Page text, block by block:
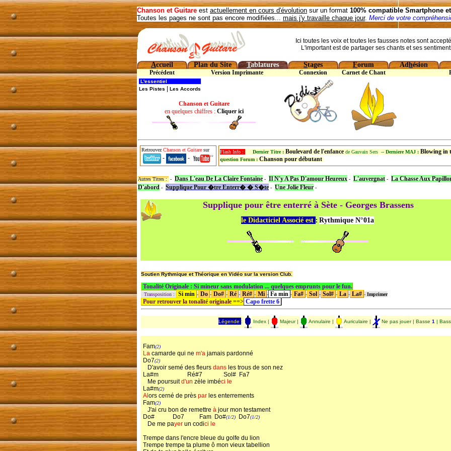
Chanson et Guitare est actuellement en cours d'évolution sur un format 100% compatible Smartphone
Toutes les pages ne sont pas encore modifiées... mais j'y travaille chaque jour. Merci de votre
Ici toutes les voix et toutes les fausses notes sont
L'important est de partager ses chants et ses
Accueil Plan du Site Tablatures Stages Forum Adhésion
Précédent Version Imprimante Connexion Carnet de Chant
L'essentiel
Les Pistes
Les Accords
Chanson et Guitare
en quelques chiffres : Cliquer ici
Retrouvez Chanson et Guitare sur
- -
Flash Info : Dernier Titre : Boulevard de l'enfance de Gauvain Sers -- Derniere MAJ : Blowing in
question Forum : Chanson pour débutant
Autres Titres : - Dans L'eau De La Claire Fontaine - Il N'y A Pas D'amour Heureux - L'auvergnat - La Chasse Aux
D'abord - Supplique Pour �tre Enterr� � S�te - Une Jolie Fleur -
Supplique pour être enterré à Sète - Georges Brassens
le Didacticiel Associé est : Rythmique N°01a
Soutien Rythmique et Théorique en Vidéo sur la version Club.
Tonalité Originale : Si mineur sans modulation ... quelques emprunts pour le fun.
Transposition : Si min - Do - Do# - Ré - Ré# - Mi - Fa min - Fa# - Sol - Sol# - La - La# - Imprimer
Pour retrouver la tonalité originale ==> Capo frette 6
Légende : Index | Majeur | Annulaire | Auriculaire | Ne pas jouer | Basse 1 |
Fam(2)
La camarde qui ne m'a jamais pardonné
Do7(2)
D'avoir semé des fleurs dans les trous de son nez
La#m Ré#7 Sol# Fa7
Me poursuitd'un zèle imbéci le
La#m(2)
Al ors cerné de près par les enterrements
Fam(2)
J'ai cru bon de remettre à jour mon testament
Do# Do7 Fam Do#(1/2) Do7(1/2)
De me payer un codici le
Trempe dans l'encre bleue du golfe du lion
Trempe trempe ta plume ô mon vieux tabellion